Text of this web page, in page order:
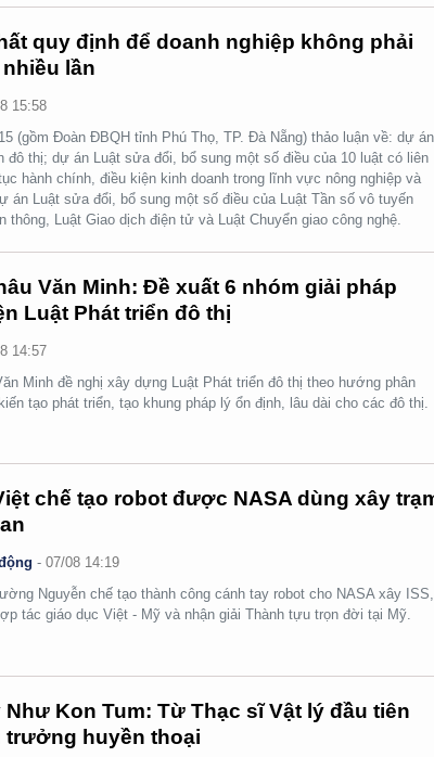
quy định để doanh nghiệp không phải
lần
15:58
(gồm Đoàn ĐBQH tỉnh Phú Thọ, TP. Đà Nẵng) thảo luận về: dự án
đô thị; dự án Luật sửa đổi, bổ sung một số điều của 10 luật có liên
hành chính, điều kiện kinh doanh trong lĩnh vực nông nghiệp và
án Luật sửa đổi, bổ sung một số điều của Luật Tần số vô tuyến
thông, Luật Giao dịch điện tử và Luật Chuyển giao công nghệ.
Văn Minh: Đề xuất 6 nhóm giải pháp
Luật Phát triển đô thị
14:57
Minh đề nghị xây dựng Luật Phát triển đô thị theo hướng phân
tạo phát triển, tạo khung pháp lý ổn định, lâu dài cho các đô thị.
chế tạo robot được NASA dùng xây
-07/08 14:19
Nguyễn chế tạo thành công cánh tay robot cho NASA xây ISS,
tác giáo dục Việt - Mỹ và nhận giải Thành tựu trọn đời tại Mỹ.
Như Kon Tum: Từ Thạc sĩ Vật lý đầu tiên
trưởng huyền thoại